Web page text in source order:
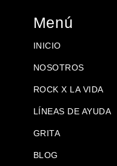
Menú
INICIO
NOSOTROS
ROCK X LA VIDA
LÍNEAS DE AYUDA
GRITA
BLOG